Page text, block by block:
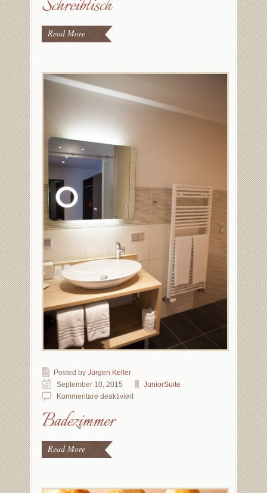
Schreibtisch
Read More
Posted by Jürgen Keller
September 10, 2015
JuniorSuite
Kommentare deaktiviert
Badezimmer
Read More